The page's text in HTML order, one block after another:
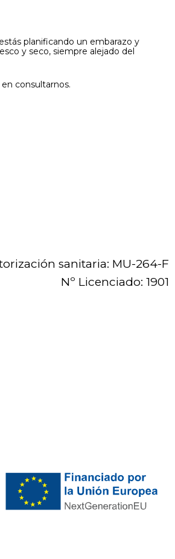
planificando un embarazo y
y seco, siempre alejado del
consultarnos.
sanitaria: MU-264-F
Nº Licenciado: 1901